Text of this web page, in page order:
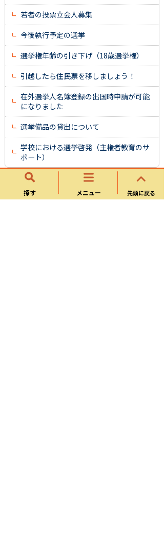
探す メニュー 先頭に戻る
若者の投票立会人募集
今後執行予定の選挙
選挙権年齢の引き下げ（18歳選挙権）
引越したら住民票を移しましょう！
在外選挙人名簿登録の出国時申請が可能
になりました
選挙備品の貸出について
学校における選挙啓発（主権者教育のサ
ポート）
選挙管理委員会事務局